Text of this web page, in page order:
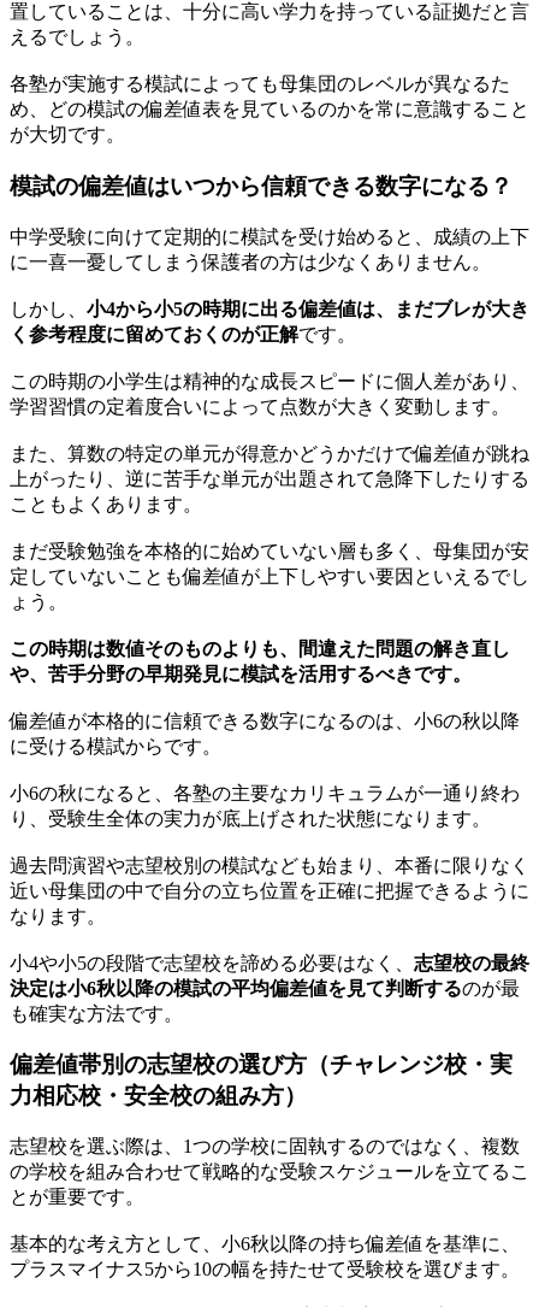
置していることは、十分に高い学力を持っている証拠だと言
えるでしょう。
各塾が実施する模試によっても母集団のレベルが異なるた
め、どの模試の偏差値表を見ているのかを常に意識すること
が大切です。
模試の偏差値はいつから信頼できる数字になる？
中学受験に向けて定期的に模試を受け始めると、成績の上下
に一喜一憂してしまう保護者の方は少なくありません。
しかし、 小4から小5の時期に出る偏差値は、まだブレが大き
く参考程度に留めておくのが正解です。
この時期の小学生は精神的な成長スピードに個人差があり、
学習習慣の定着度合いによって点数が大きく変動します。
また、算数の特定の単元が得意かどうかだけで偏差値が跳ね
上がったり、逆に苦手な単元が出題されて急降下したりする
こともよくあります。
まだ受験勉強を本格的に始めていない層も多く、母集団が安
定していないことも偏差値が上下しやすい要因といえるでし
ょう。
この時期は数値そのものよりも、間違えた問題の解き直し
や、苦手分野の早期発見に模試を活用するべきです。
偏差値が本格的に信頼できる数字になるのは、小6の秋以降
に受ける模試からです。
小6の秋になると、各塾の主要なカリキュラムが一通り終わ
り、受験生全体の実力が底上げされた状態になります。
過去問演習や志望校別の模試なども始まり、本番に限りなく
近い母集団の中で自分の立ち位置を正確に把握できるように
なります。
小4や小5の段階で志望校を諦める必要はなく、 志望校の最終
決定は小6秋以降の模試の平均偏差値を見て判断するのが最
も確実な方法です。
偏差値帯別の志望校の選び方（チャレンジ校・実
力相応校・安全校の組み方）
志望校を選ぶ際は、1つの学校に固執するのではなく、複数
の学校を組み合わせて戦略的な受験スケジュールを立てるこ
とが重要です。
基本的な考え方として、小6秋以降の持ち偏差値を基準に、
プラスマイナス5から10の幅を持たせて受験校を選びます。